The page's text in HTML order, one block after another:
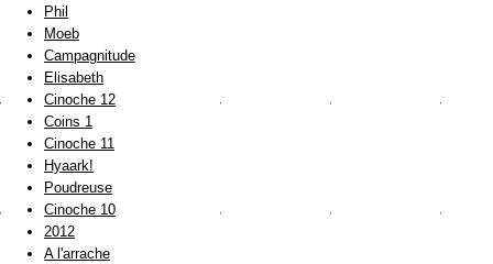
Phil
Moeb
Campagnitude
Elisabeth
Cinoche 12
Coins 1
Cinoche 11
Hyaark!
Poudreuse
Cinoche 10
2012
A l'arrache